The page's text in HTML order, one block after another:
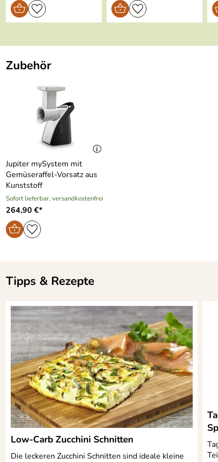
Zubehör
Jupiter mySystem mit
Gemüseraffel-Vorsatz aus
Kunststoff
Sofort lieferbar, versandkostenfrei
264,90 €*
Tipps & Rezepte
Low-Carb Zucchini Schnitten
Die leckeren Zucchini Schnitten sind ideale kleine